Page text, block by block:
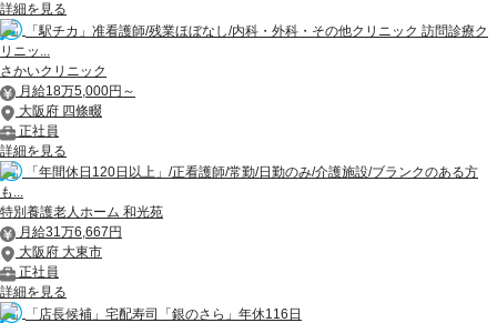
詳細を見る
「駅チカ」准看護師/残業ほぼなし/内科・外科・その他クリニック 訪問診療ク
リニッ...
さかいクリニック
月給18万5,000円～
大阪府 四條畷
正社員
詳細を見る
「年間休日120日以上」/正看護師/常勤/日勤のみ/介護施設/ブランクのある方
も...
特別養護老人ホーム 和光苑
月給31万6,667円
大阪府 大東市
正社員
詳細を見る
「店長候補」宅配寿司「銀のさら」年休116日